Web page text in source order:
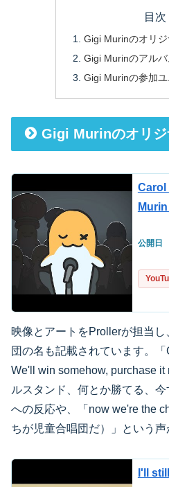
目次
Gigi Murinのオリ
Gigi Murinのアル
Gigi Murinの参加
Gigi Murinのオリジ
Carol
公開日
映像とアートをProllerが担当
団の名も記載されています。
We'll win somehow, purchase it
ルスタンド、何とか勝てる、
への反応や、「now we're the
ちが児童合唱団だ）」という声
I'll